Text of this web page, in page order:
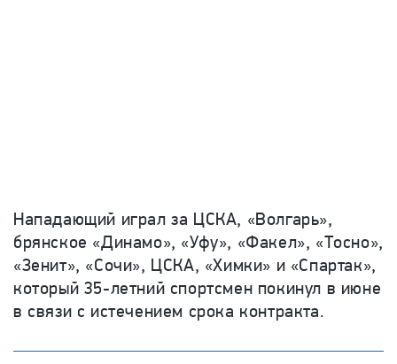
Нападающий играл за ЦСКА, «Волгарь»,
брянское «Динамо», «Уфу», «Факел», «Тосно»,
«Зенит», «Сочи», ЦСКА, «Химки» и «Спартак»,
который 35-летний спортсмен покинул в июне
в связи с истечением срока контракта.